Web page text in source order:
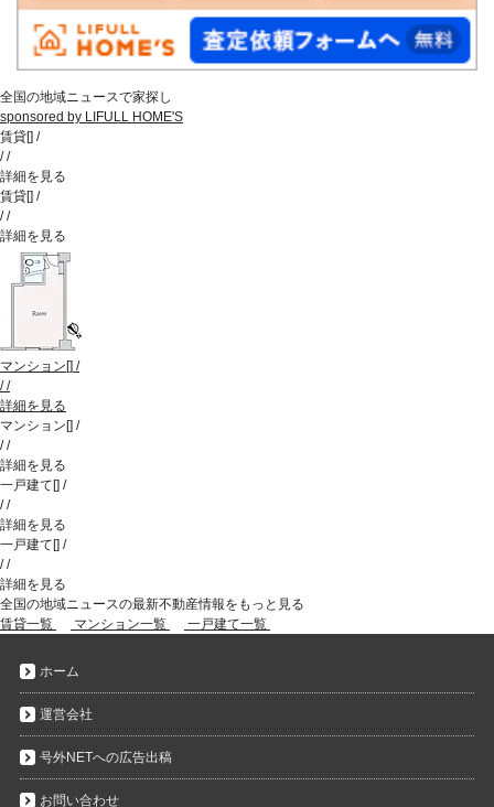
全国の地域ニュースで家探し
sponsored by LIFULL HOME'S
賃貸[] /
//
詳細を見る
賃貸[] /
//
詳細を見る
マンション[] /
//
詳細を見る
マンション[] /
//
詳細を見る
一戸建て[] /
//
詳細を見る
一戸建て[] /
//
詳細を見る
全国の地域ニュースの最新不動産情報をもっと見る
賃貸一覧
マンション一覧 一戸建て一覧
ホーム
運営会社
号外NETへの広告出稿
お問い合わせ